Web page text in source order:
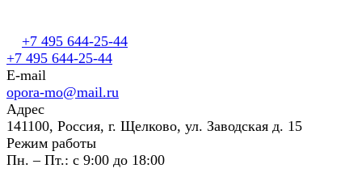
+7 495 644-25-44
+7 495 644-25-44
E-mail
opora-mo@mail.ru
Адрес
141100, Россия, г. Щелково, ул. Заводская д. 15
Режим работы
Пн. – Пт.: с 9:00 до 18:00